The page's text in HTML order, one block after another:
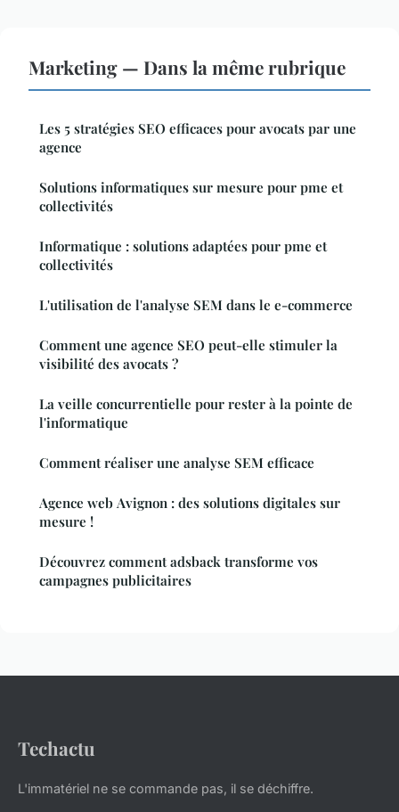
Marketing — Dans la même rubrique
Les 5 stratégies SEO efficaces pour avocats par une
agence
Solutions informatiques sur mesure pour pme et
collectivités
Informatique : solutions adaptées pour pme et
collectivités
L'utilisation de l'analyse SEM dans le e-commerce
Comment une agence SEO peut-elle stimuler la
visibilité des avocats ?
La veille concurrentielle pour rester à la pointe de
l'informatique
Comment réaliser une analyse SEM efficace
Agence web Avignon : des solutions digitales sur
mesure !
Découvrez comment adsback transforme vos
campagnes publicitaires
Techactu
L'immatériel ne se commande pas, il se déchiffre.